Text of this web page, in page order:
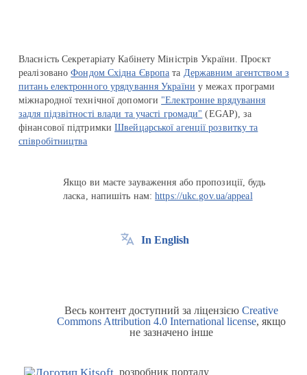
Власність Секретаріату Кабінету Міністрів України. Проєкт
реалізованоФондом Східна Європа та Державним агентством з
питань електронного урядування України у межах програми
міжнародної технічної допомоги "Електронне врядування
задля підзвітності влади та участі громади" (EGAP), за
фінансової підтримкиШвейцарської агенції розвитку та
співробітництва
Якщо ви маєте зауваження або пропозиції, будь
ласка, напишіть нам:https://ukc.gov.ua/appeal
In English
Весь контент доступний за ліцензією Creative
Commons Attribution 4.0 International license, якщо
не зазначено інше
розробник порталу